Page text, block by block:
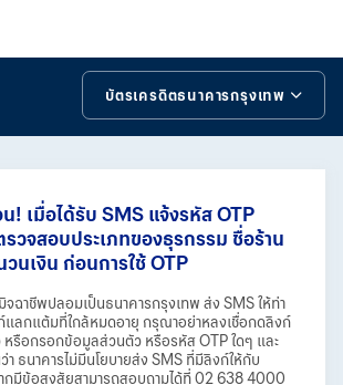
บัตรเครดิตธนาคารกรุงเทพ
โปรโมชันบัตรเครดิต
โปรโมชันผู้สมัครบัตรใหม่
มาตรการบรรเทาบรรเทาภาระหนี้สินเชื่อบัตรเครดิต
บริการ ดิจิทัล วอลเล็ท
น! เมื่อได้รับ SMS แจ้งรหัส OTP
รวจสอบประเภทของธุรกรรม ชื่อร้าน
วนเงิน ก่อนการใช้ OTP
ฉาชีพปลอมเป็นธนาคารกรุงเทพ ส่ง SMS ให้ท่า
แลกแต้มที่ใกล้หมดอายุ กรุณาอย่าหลงเชื่อกดลิงก์
หรือกรอกข้อมูลส่วนตัว หรือรหัส OTP ใดๆ และ
า ธนาคารไม่มีนโยบายส่ง SMS ที่มีลิงก์ให้กับ
กมีข้อสงสัยสามารถสอบถามได้ที่ 02 638 4000